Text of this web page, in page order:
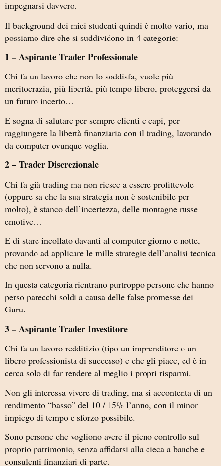
impegnarsi davvero.
Il background dei miei studenti quindi è molto vario, ma
possiamo dire che si suddividono in 4 categorie:
1 – Aspirante Trader Professionale
Chi fa un lavoro che non lo soddisfa, vuole più
meritocrazia, più libertà, più tempo libero, proteggersi da
un futuro incerto…
E sogna di salutare per sempre clienti e capi, per
raggiungere la libertà finanziaria con il trading, lavorando
da computer ovunque voglia.
2 – Trader Discrezionale
Chi fa già trading ma non riesce a essere profittevole
(oppure sa che la sua strategia non è sostenibile per
molto), è stanco dell’incertezza, delle montagne russe
emotive…
E di stare incollato davanti al computer giorno e notte,
provando ad applicare le mille strategie dell’analisi tecnica
che non servono a nulla.
In questa categoria rientrano purtroppo persone che hanno
perso parecchi soldi a causa delle false promesse dei
Guru.
3 – Aspirante Trader Investitore
Chi fa un lavoro redditizio (tipo un imprenditore o un
libero professionista di successo) e che gli piace, ed è in
cerca solo di far rendere al meglio i propri risparmi.
Non gli interessa vivere di trading, ma si accontenta di un
rendimento “basso” del 10 / 15% l’anno, con il minor
impiego di tempo e sforzo possibile.
Sono persone che vogliono avere il pieno controllo sul
proprio patrimonio, senza affidarsi alla cieca a banche e
consulenti finanziari di parte.